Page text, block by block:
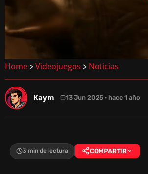
Home > Videojuegos > Noticias
Kaym 13 Jun 2025 · hace 1 año
3 min de lectura COMPARTIR